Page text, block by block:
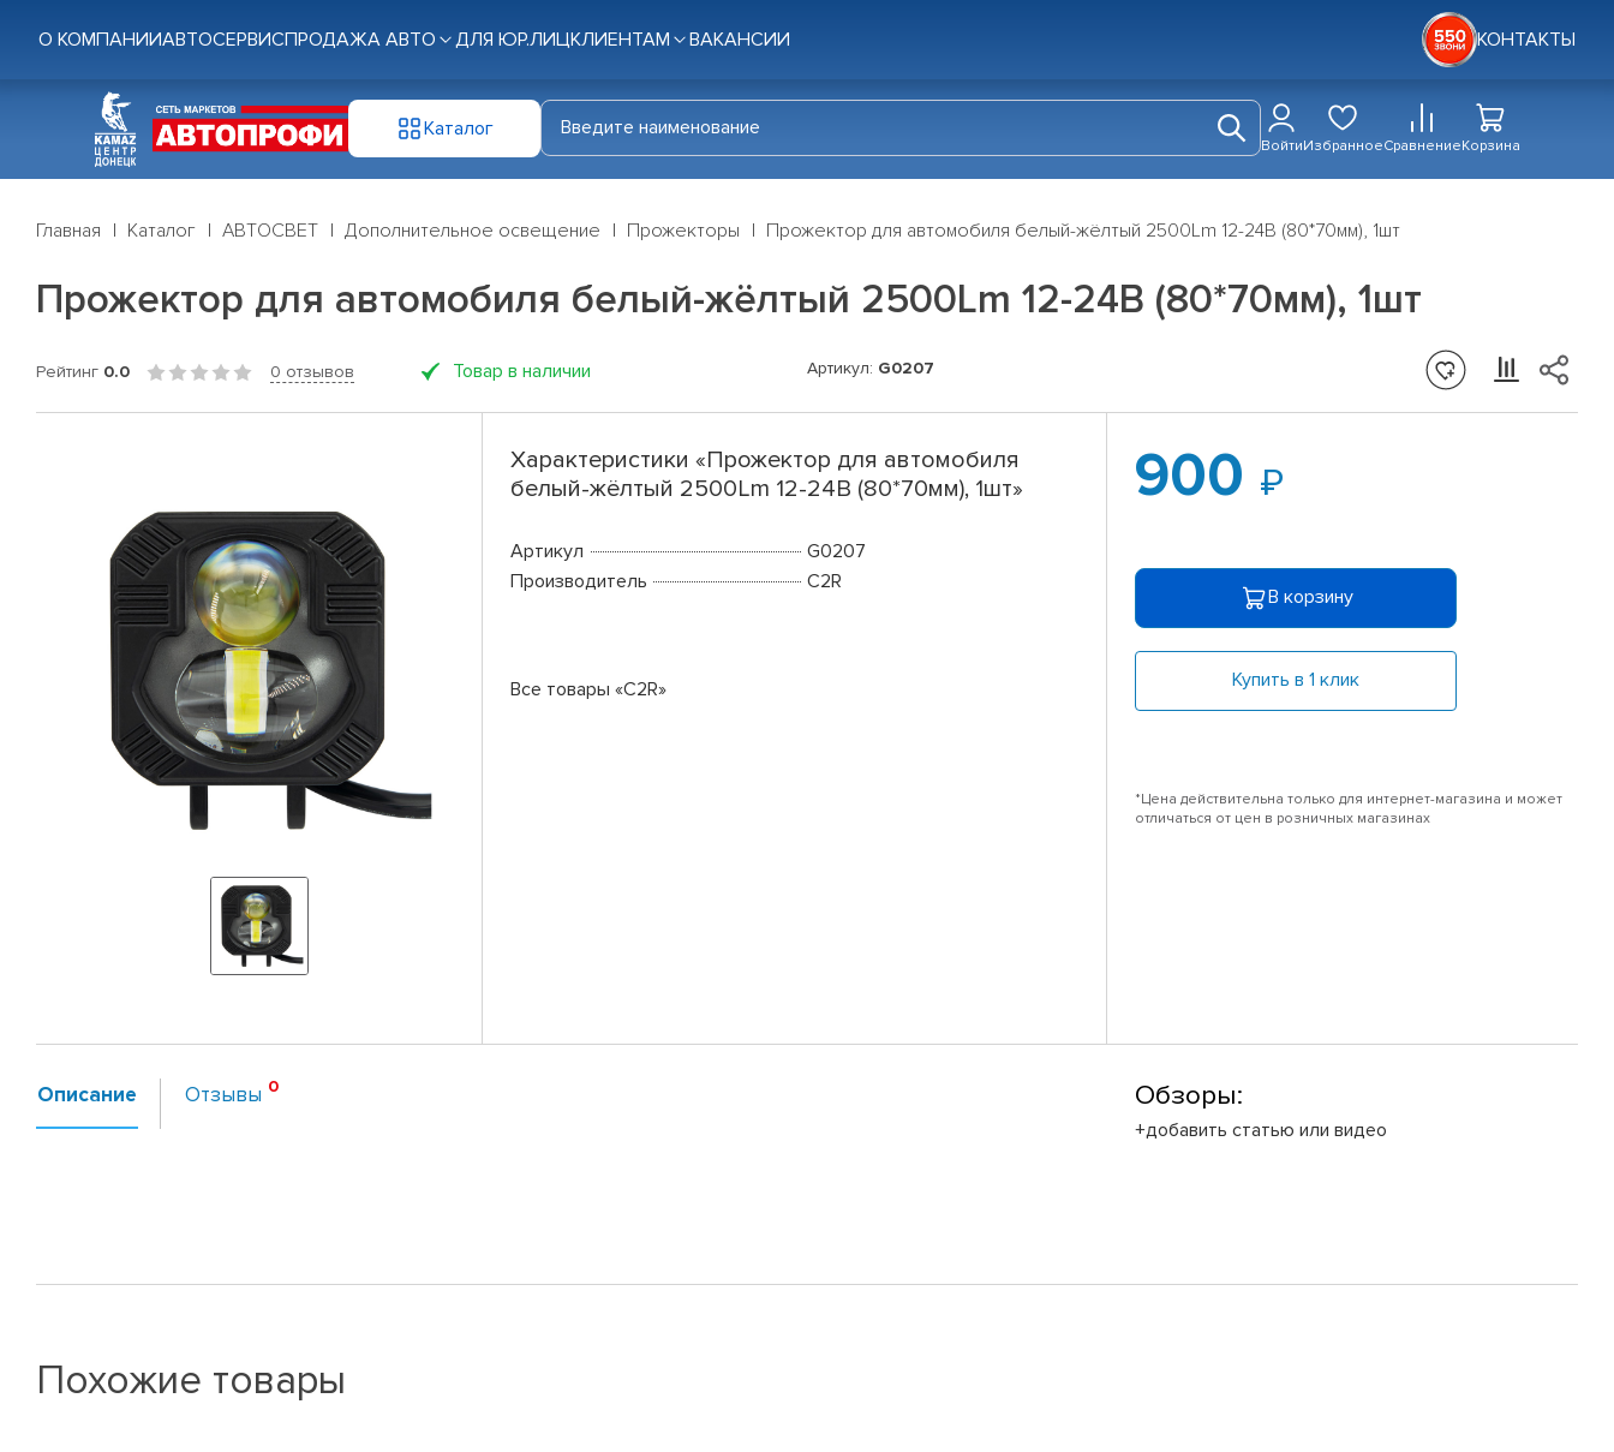
О КОМПАНИИАВТОСЕРВИСПРОДАЖА АВТО ДЛЯ ЮР.ЛИЦКЛИЕНТАМ ВАКАНСИИ КОНТАКТЫ
Каталог
ВойтиИзбранноеСравнениеКорзина
Главная Каталог АВТОСВЕТ Дополнительное освещение Прожекторы Прожектор для автомобиля белый-жёлтый 2500Lm 12-24В (80*70мм), 1шт
Прожектор для автомобиля белый-жёлтый 2500Lm 12-24В (80*70мм), 1шт
Рейтинг 0.0 0 отзывов Товар в наличии Артикул: G0207
Характеристики «Прожектор для автомобиля
белый-жёлтый 2500Lm 12-24В (80*70мм), 1шт»
Артикул
G0207
Производитель
C2R
Все товары «C2R»
900
В корзину
Купить в 1 клик
*Цена действительна только для интернет-магазина и может
отличаться от цен в розничных магазинах
Описание Отзывы Обзоры:
+добавить статью или видео
Похожие товары